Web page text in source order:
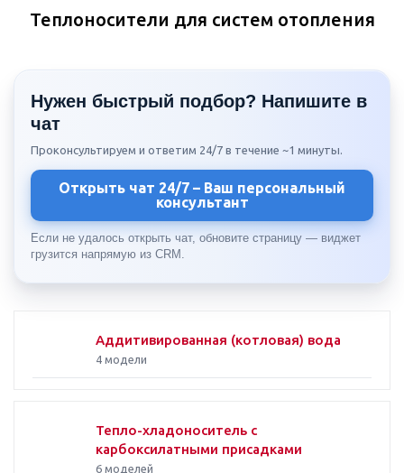
Теплоносители для систем отопления
Нужен быстрый подбор? Напишите в
чат
Проконсультируем и ответим 24/7 в течение ~1 минуты.
Открыть чат 24/7 – Ваш персональный
консультант
Если не удалось открыть чат, обновите страницу — виджет
грузится напрямую из CRM.
Аддитивированная (котловая) вода
4 модели
Тепло-хладоноситель с
карбоксилатными присадками
6 моделей